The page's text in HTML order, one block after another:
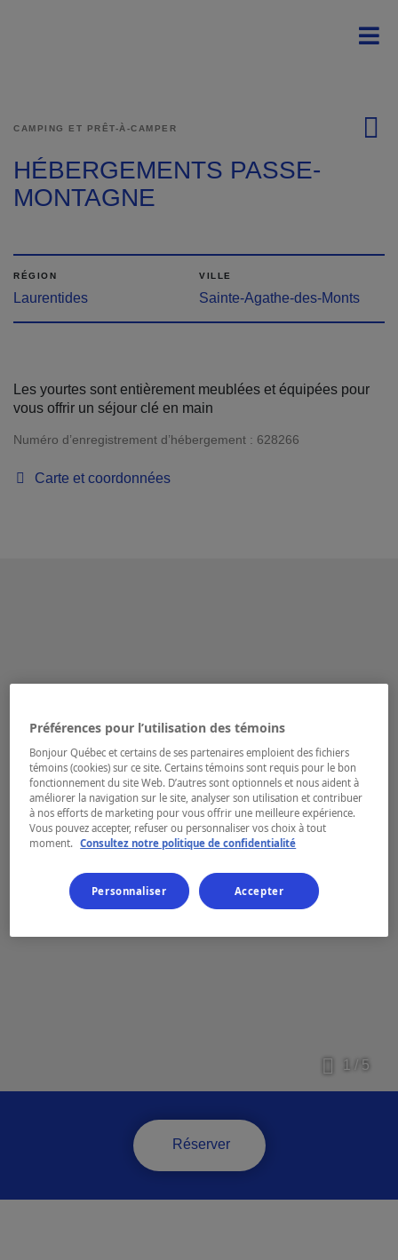
Main navigation - Fr
1 / 5
Réserver
CAMPING ET PRÊT-À-CAMPER
HÉBERGEMENTS PASSE-
MONTAGNE
RÉGION
Laurentides
VILLE
Sainte-Agathe-des-Monts
Les yourtes sont entièrement meublées et équipées pour
vous offrir un séjour clé en main
Numéro d’enregistrement d’hébergement : 628266
Carte et coordonnées
Préférences pour l’utilisation des témoins
Bonjour Québec et certains de ses partenaires emploient des fichiers
témoins (cookies) sur ce site. Certains témoins sont requis pour le bon
fonctionnement du site Web. D’autres sont optionnels et nous aident à
améliorer la navigation sur le site, analyser son utilisation et contribuer
à nos efforts de marketing pour vous offrir une meilleure expérience.
Vous pouvez accepter, refuser ou personnaliser vos choix à tout
moment.
Consultez notre politique de confidentialité
Personnaliser Accepter